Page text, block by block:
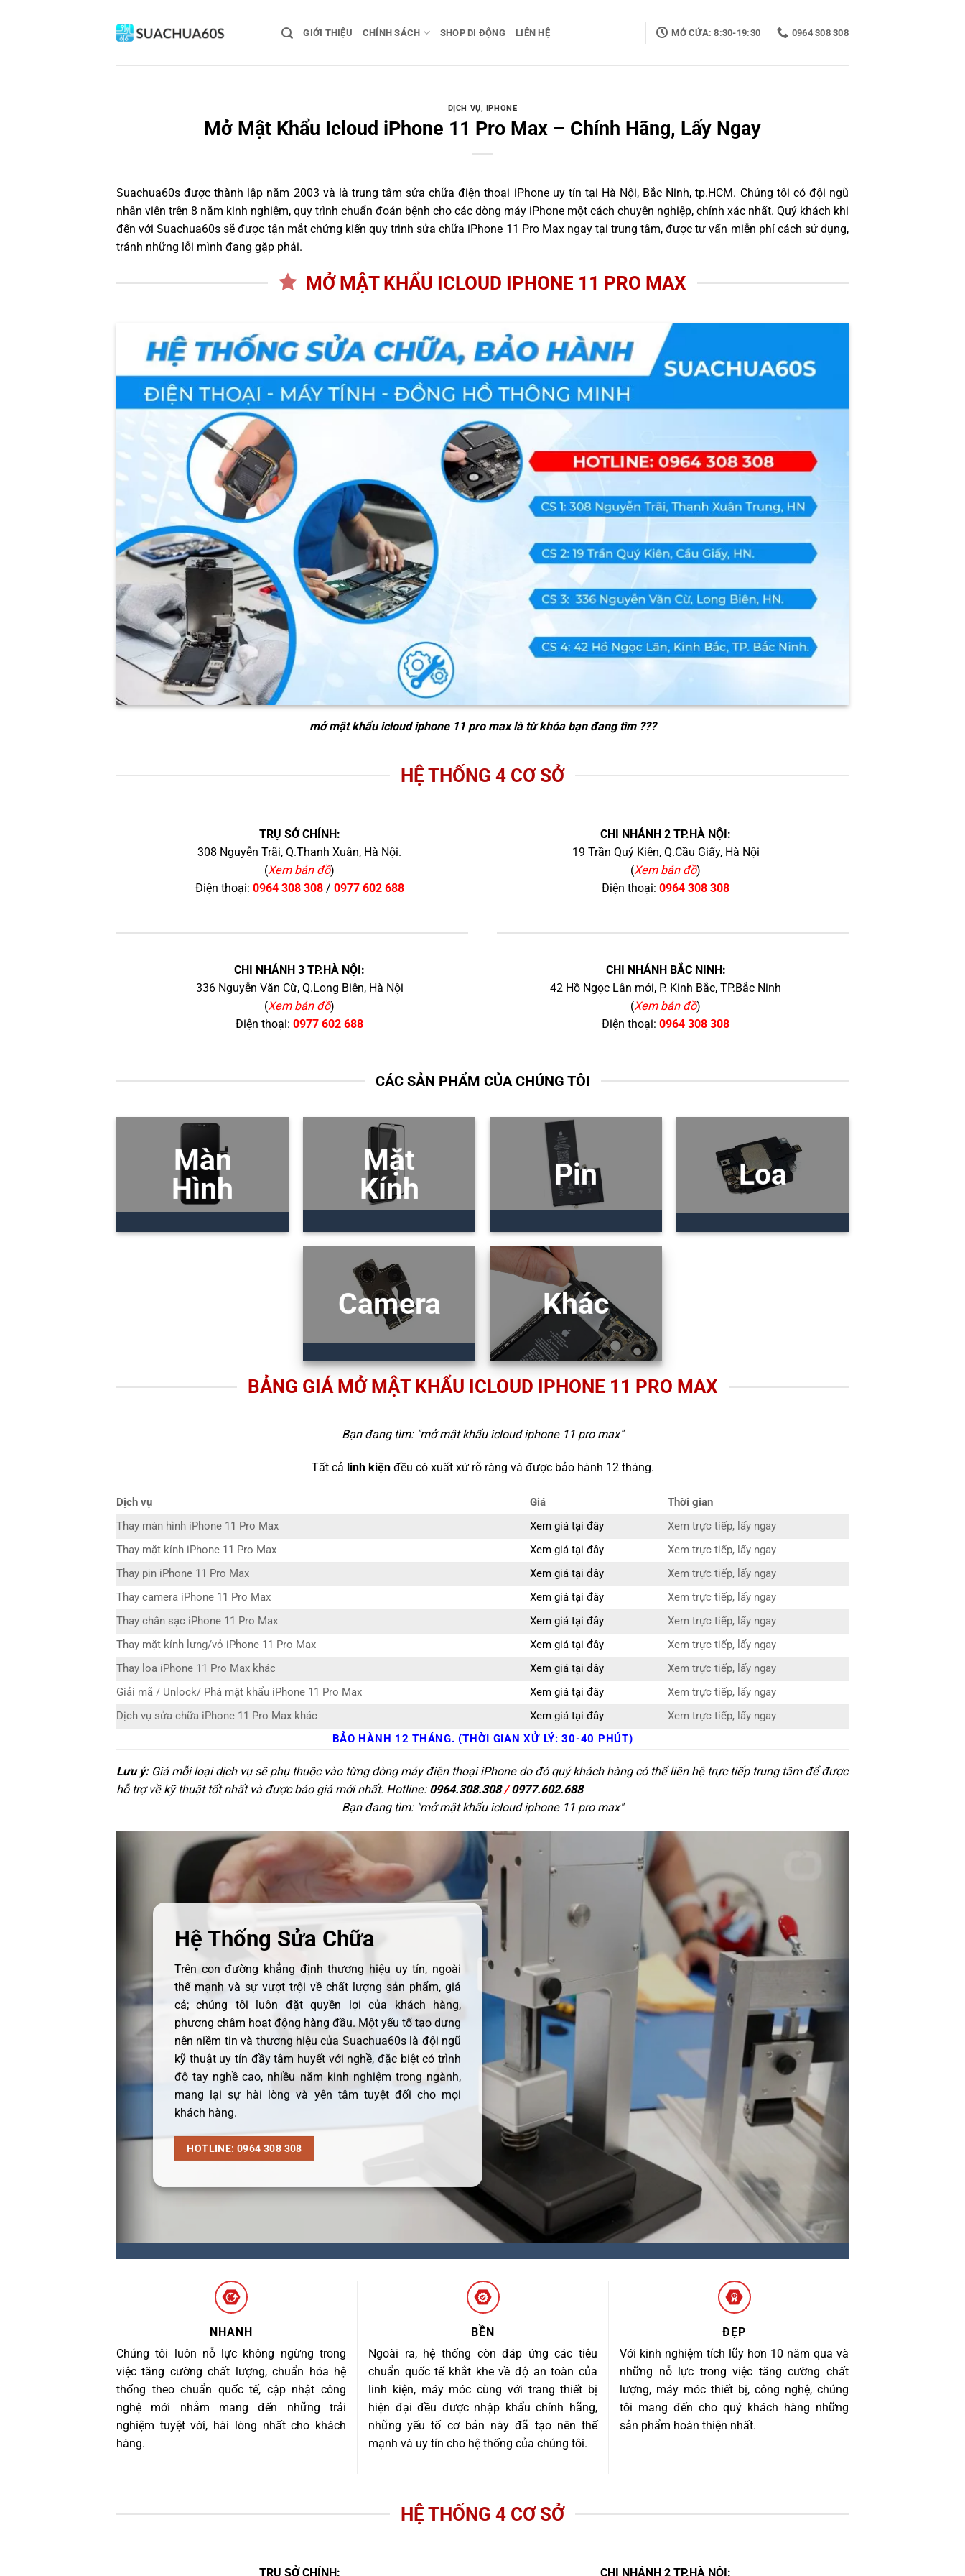
GIỚI THIỆU CHÍNH SÁCH SHOP DI ĐỘNG LIÊN HỆ MỞ CỬA: 8:30-19:30 0964 308 308
DỊCH VỤ, IPHONE
Mở Mật Khẩu Icloud iPhone 11 Pro Max – Chính Hãng, Lấy Ngay
Suachua60s được thành lập năm 2003 và là trung tâm sửa chữa điện thoại iPhone uy tín tại Hà Nội, Bắc Ninh, tp.HCM. Chúng tôi có đội ngũ
nhân viên trên 8 năm kinh nghiệm, quy trình chuẩn đoán bệnh cho các dòng máy iPhone một cách chuyên nghiệp, chính xác nhất. Quý khách khi
đến với Suachua60s sẽ được tận mắt chứng kiến quy trình sửa chữa iPhone 11 Pro Max ngay tại trung tâm, được tư vấn miễn phí cách sử dụng,
tránh những lỗi mình đang gặp phải.
MỞ MẬT KHẨU ICLOUD IPHONE 11 PRO MAX
mở mật khẩu icloud iphone 11 pro maxlà từ khóa bạn đang tìm ???
HỆ THỐNG 4 CƠ SỞ
TRỤ SỞ CHÍNH:
308 Nguyễn Trãi, Q.Thanh Xuân, Hà Nội.
(Xem bản đồ)
Điện thoại: 0964 308 308/ 0977 602 688
CHI NHÁNH 2 TP.HÀ NỘI:
19 Trần Quý Kiên, Q.Cầu Giấy, Hà Nội
(Xem bản đồ)
Điện thoại: 0964 308 308
CHI NHÁNH 3 TP.HÀ NỘI:
336 Nguyễn Văn Cừ, Q.Long Biên, Hà Nội
(Xem bản đồ)
Điện thoại: 0977 602 688
CHI NHÁNH BẮC NINH:
42 Hồ Ngọc Lân mới, P. Kinh Bắc, TP.Bắc Ninh
(Xem bản đồ)
Điện thoại: 0964 308 308
CÁC SẢN PHẨM CỦA CHÚNG TÔI
Màn
Hình
Mặt
Kính
Pin Loa
Camera Khác
BẢNG GIÁ MỞ MẬT KHẨU ICLOUD IPHONE 11 PRO MAX
Bạn đang tìm: "mở mật khẩu icloud iphone 11 pro max"
Tất cả linh kiệnđều có xuất xứ rõ ràng và được bảo hành 12 tháng.
Dịch vụ Giá
Thời gian
Thay màn hình iPhone 11 Pro Max
Xem giá tại đây
Xem trực tiếp, lấy ngay
Thay mặt kính iPhone 11 Pro Max
Xem giá tại đây
Xem trực tiếp, lấy ngay
Thay pin iPhone 11 Pro Max
Xem giá tại đây
Xem trực tiếp, lấy ngay
Thay camera iPhone 11 Pro Max
Xem giá tại đây
Xem trực tiếp, lấy ngay
Thay chân sạc iPhone 11 Pro Max
Xem giá tại đây
Xem trực tiếp, lấy ngay
Thay mặt kính lưng/vỏ iPhone 11 Pro Max
Xem giá tại đây
Xem trực tiếp, lấy ngay
Thay loa iPhone 11 Pro Max khác
Xem giá tại đây
Xem trực tiếp, lấy ngay
Giải mã / Unlock/ Phá mật khẩu iPhone 11 Pro Max
Xem giá tại đây
Xem trực tiếp, lấy ngay
Dịch vụ sửa chữa iPhone 11 Pro Max khác
Xem giá tại đây
Xem trực tiếp, lấy ngay
BẢO HÀNH 12 THÁNG. (THỜI GIAN XỬ LÝ: 30-40 PHÚT)
Lưu ý:Giá mỗi loại dịch vụ sẽ phụ thuộc vào từng dòng máy điện thoại iPhone do đó quý khách hàng có thể liên hệ trực tiếp trung tâm để được
hỗ trợ về kỹ thuật tốt nhất và được báo giá mới nhất. Hotline: 0964.308.308/0977.602.688
Bạn đang tìm: "mở mật khẩu icloud iphone 11 pro max"
Hệ Thống Sửa Chữa
Trên con đường khẳng định thương hiệu uy tín, ngoài
thế mạnh và sự vượt trội về chất lượng sản phẩm, giá
cả; chúng tôi luôn đặt quyền lợi của khách hàng,
phương châm hoạt động hàng đầu. Một yếu tố tạo dựng
nên niềm tin và thương hiệu của Suachua60s là đội ngũ
kỹ thuật uy tín đầy tâm huyết với nghề, đặc biệt có trình
độ tay nghề cao, nhiều năm kinh nghiệm trong ngành,
mang lại sự hài lòng và yên tâm tuyệt đối cho mọi
khách hàng.
HOTLINE: 0964 308 308
NHANH
Chúng tôi luôn nỗ lực không ngừng trong
việc tăng cường chất lượng, chuẩn hóa hệ
thống theo chuẩn quốc tế, cập nhật công
nghệ mới nhằm mang đến những trải
nghiệm tuyệt vời, hài lòng nhất cho khách
hàng.
BỀN
Ngoài ra, hệ thống còn đáp ứng các tiêu
chuẩn quốc tế khắt khe về độ an toàn của
linh kiện, máy móc cùng với trang thiết bị
hiện đại đều được nhập khẩu chính hãng,
những yếu tố cơ bản này đã tạo nên thế
mạnh và uy tín cho hệ thống của chúng tôi.
ĐẸP
Với kinh nghiệm tích lũy hơn 10 năm qua và
những nỗ lực trong việc tăng cường chất
lượng, máy móc thiết bị, công nghệ, chúng
tôi mang đến cho quý khách hàng những
sản phẩm hoàn thiện nhất.
HỆ THỐNG 4 CƠ SỞ
TRỤ SỞ CHÍNH: CHI NHÁNH 2 TP.HÀ NỘI: